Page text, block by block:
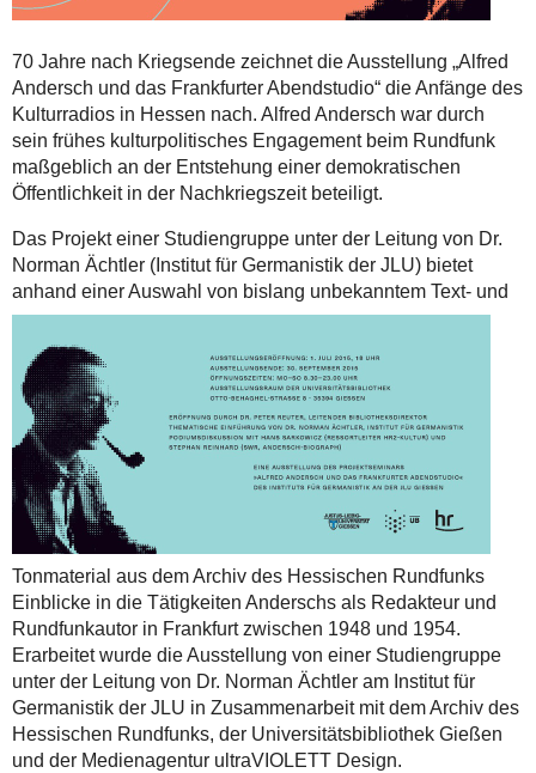
70 Jahre nach Kriegsende zeichnet die Ausstellung „Alfred
Andersch und das Frankfurter Abendstudio“ die Anfänge des
Kulturradios in Hessen nach. Alfred Andersch war durch
sein frühes kulturpolitisches Engagement beim Rundfunk
maßgeblich an der Entstehung einer demokratischen
Öffentlichkeit in der Nachkriegszeit beteiligt.
Das Projekt einer Studiengruppe unter der Leitung von Dr.
Norman Ächtler (Institut für Germanistik der JLU) bietet
anhand einer Auswahl von bislang unbekanntem Text- und
Tonmaterial aus dem Archiv des Hessischen Rundfunks
Einblicke in die Tätigkeiten Anderschs als Redakteur und
Rundfunkautor in Frankfurt zwischen 1948 und 1954.
Erarbeitet wurde die Ausstellung von einer Studiengruppe
unter der Leitung von Dr. Norman Ächtler am Institut für
Germanistik der JLU in Zusammenarbeit mit dem Archiv des
Hessischen Rundfunks, der Universitätsbibliothek Gießen
und der Medienagentur ultraVIOLETT Design.